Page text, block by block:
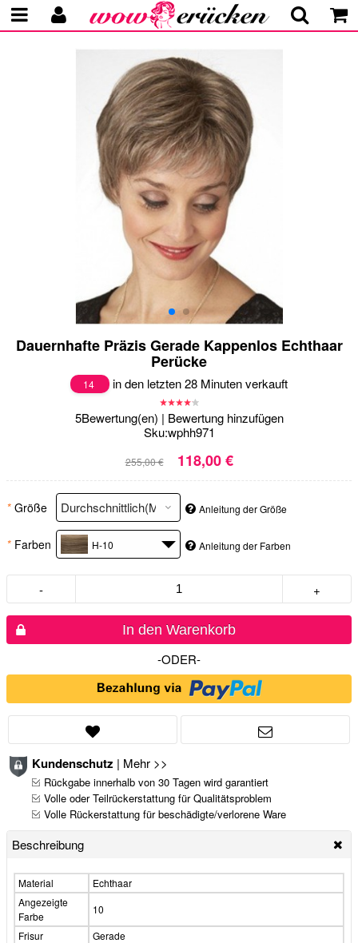
Dauernhafte Präzis Gerade Kappenlos Echthaar
Perücke
14 in den letzten 28 Minuten verkauft
5Bewertung(en) | Bewertung hinzufügen
Sku:wphh971
255,00 € 118,00 €
* Größe Anleitung der Größe
* Farben H-10 Anleitung der Farben
- +
In den Warenkorb
-ODER-
Kundenschutz | Mehr >>
Rückgabe innerhalb von 30 Tagen wird garantiert
Volle oder Teilrückerstattung für Qualitätsproblem
Volle Rückerstattung für beschädigte/verlorene Ware
Beschreibung
Material
Echthaar
Angezeigte
Farbe
10
Frisur
Gerade